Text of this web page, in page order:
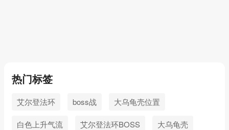
热门标签
艾尔登法环 boss战 大乌龟壳位置
白色上升气流 艾尔登法环BOSS 大乌龟壳